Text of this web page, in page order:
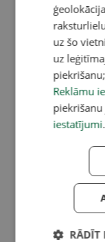
uz šo
uz
Reklāmu
iestatījumi.
RĀDĪT